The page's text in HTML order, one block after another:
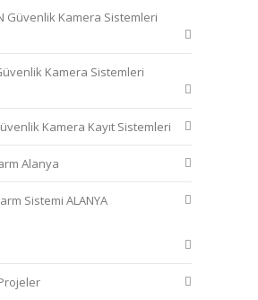
Güvenlik Kamera Sistemleri
Kamera Sistemleri
Kamera Kayıt Sistemleri
Alanya
Sistemi ALANYA